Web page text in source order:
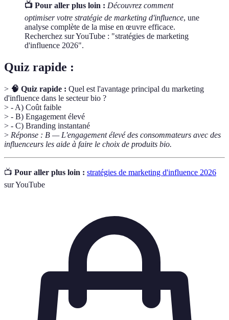
📺 Pour aller plus loin : Découvrez comment
optimiser votre stratégie de marketing d'influence, une
analyse complète de la mise en œuvre efficace.
Recherchez sur YouTube : "stratégies de marketing
d'influence 2026".
Quiz rapide :
> 🧠 Quiz rapide : Quel est l'avantage principal du marketing
d'influence dans le secteur bio ?
> - A) Coût faible
> - B) Engagement élevé
> - C) Branding instantané
> Réponse : B — L'engagement élevé des consommateurs avec des
influenceurs les aide à faire le choix de produits bio.
📺 Pour aller plus loin : stratégies de marketing d'influence 2026
sur YouTube